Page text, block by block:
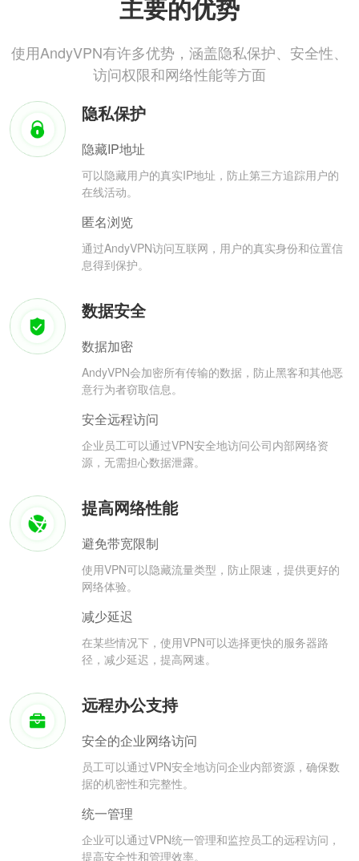
主要的优势
使用AndyVPN有许多优势，涵盖隐私保护、安全性、
访问权限和网络性能等方面
隐私保护
隐藏IP地址
可以隐藏用户的真实IP地址，防止第三方追踪用户的
在线活动。
匿名浏览
通过AndyVPN访问互联网，用户的真实身份和位置信
息得到保护。
数据安全
数据加密
AndyVPN会加密所有传输的数据，防止黑客和其他恶
意行为者窃取信息。
安全远程访问
企业员工可以通过VPN安全地访问公司内部网络资
源，无需担心数据泄露。
提高网络性能
避免带宽限制
使用VPN可以隐藏流量类型，防止限速，提供更好的
网络体验。
减少延迟
在某些情况下，使用VPN可以选择更快的服务器路
径，减少延迟，提高网速。
远程办公支持
安全的企业网络访问
员工可以通过VPN安全地访问企业内部资源，确保数
据的机密性和完整性。
统一管理
企业可以通过VPN统一管理和监控员工的远程访问，
提高安全性和管理效率。